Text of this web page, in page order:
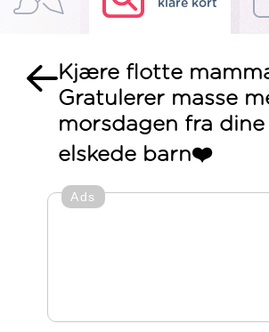
klare kort
Kjære flotte
Gratulerer masse
morsdagen fra
elskede barn❤️
Ads